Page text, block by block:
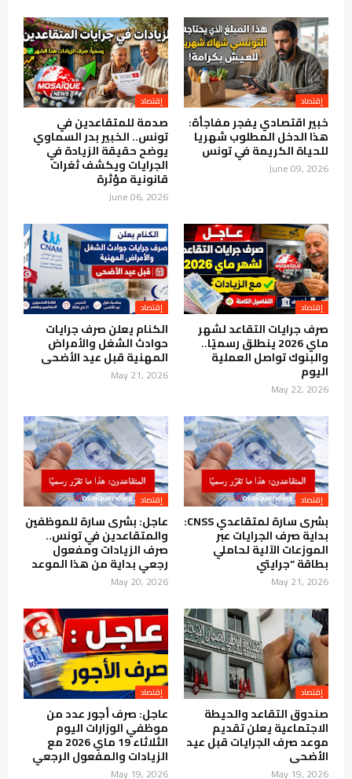
إقتصاد
خبير اقتصادي يفجر مفاجأة:
هذا الدخل المطلوب شهريا
للحياة الكريمة في تونس
June 09, 2026
إقتصاد
صدمة للمتقاعدين في
تونس.. الخبير بدر السماوي
يوضح حقيقة الزيادة في
الجرايات ويكشف ثغرات
قانونية مؤثرة
June 06, 2026
إقتصاد
صرف جرايات التقاعد لشهر
ماي 2026 ينطلق رسميًا..
والبنوك تواصل العملية
اليوم
May 22, 2026
إقتصاد
الكنام يعلن صرف جرايات
حوادث الشغل والأمراض
المهنية قبل عيد الأضحى
May 21, 2026
إقتصاد
بشرى سارة لمتقاعدي CNSS:
بداية صرف الجرايات عبر
الموزعات الآلية لحاملي
بطاقة “جرايتي
May 21, 2026
إقتصاد
عاجل: بشرى سارة للموظفين
والمتقاعدين في تونس..
صرف الزيادات ومفعول
رجعي بداية من هذا الموعد
May 20, 2026
إقتصاد
صندوق التقاعد والحيطة
الاجتماعية يعلن تقديم
موعد صرف الجرايات قبل عيد
الأضحى
May 19, 2026
إقتصاد
عاجل: صرف أجور عدد من
موظفي الوزارات اليوم
الثلاثاء 19 ماي 2026 مع
الزيادات والمفعول الرجعي
May 19, 2026